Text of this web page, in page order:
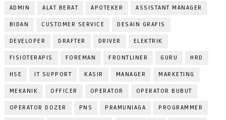
ADMIN ALAT BERAT APOTEKER ASSISTANT MANAGER
BIDAN CUSTOMER SERVICE DESAIN GRAFIS
DEVELOPER DRAFTER DRIVER ELEKTRIK
FISIOTERAPIS FOREMAN FRONTLINER GURU HRD
HSE IT SUPPORT KASIR MANAGER MARKETING
MEKANIK OFFICER OPERATOR OPERATOR BUBUT
OPERATOR DOZER PNS PRAMUNIAGA PROGRAMMER